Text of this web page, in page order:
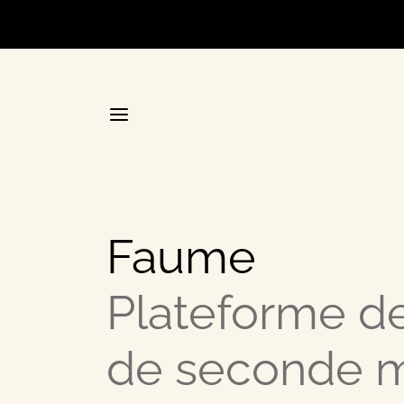
Accueil
Annuaire
Faume
Plateforme
de seconde